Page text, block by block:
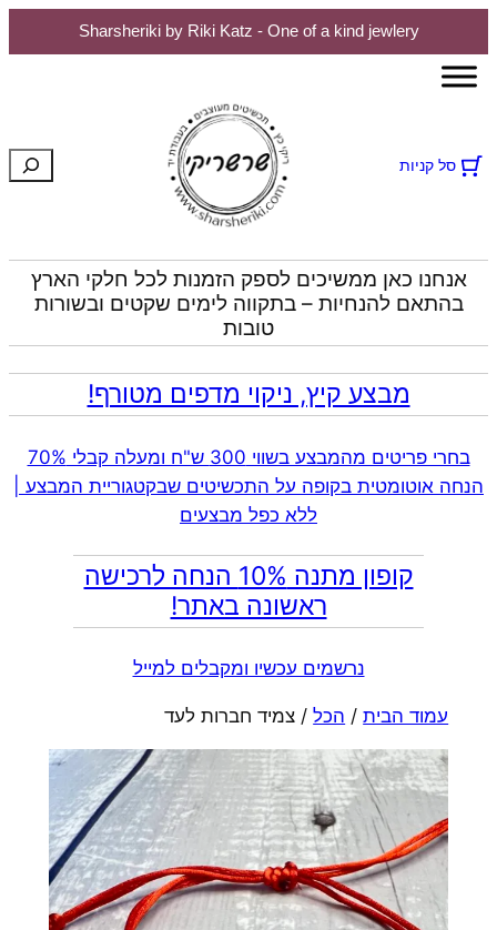
Sharsheriki by Riki Katz - One of a kind jewlery
לדלג
סל קניות חיפוש
אנחנו כאן ממשיכים לספק הזמנות לכל חלקי הארץ
בהתאם להנחיות – בתקווה לימים שקטים ובשורות
טובות
מבצע קיץ, ניקוי מדפים מטורף!
בחרי פריטים מהמבצע בשווי 300 ש"ח ומעלה קבלי 70%
הנחה אוטומטית בקופה על התכשיטים שבקטגוריית המבצע |
ללא כפל מבצעים
קופון מתנה 10% הנחה לרכישה
ראשונה באתר!
נרשמים עכשיו ומקבלים למייל
עמוד הבית/ הכל/ צמיד חברות לעד